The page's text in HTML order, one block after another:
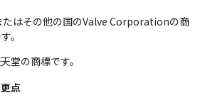
はその他の国のValve Corporationの商
。
の商標です。
点